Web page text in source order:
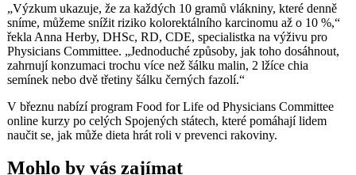
„Výzkum ukazuje, že za každých 10 gramů vlákniny, které denně
sníme, můžeme snížit riziko kolorektálního karcinomu až o 10 %,“
řekla Anna Herby, DHSc, RD, CDE, specialistka na výživu pro
Physicians Committee. „Jednoduché způsoby, jak toho dosáhnout,
zahrnují konzumaci trochu více než šálku malin, 2 lžíce chia
semínek nebo dvě třetiny šálku černých fazolí.“
V březnu nabízí program Food for Life od Physicians Committee
online kurzy po celých Spojených státech, které pomáhají lidem
naučit se, jak může dieta hrát roli v prevenci rakoviny.
Mohlo by vás zajímat